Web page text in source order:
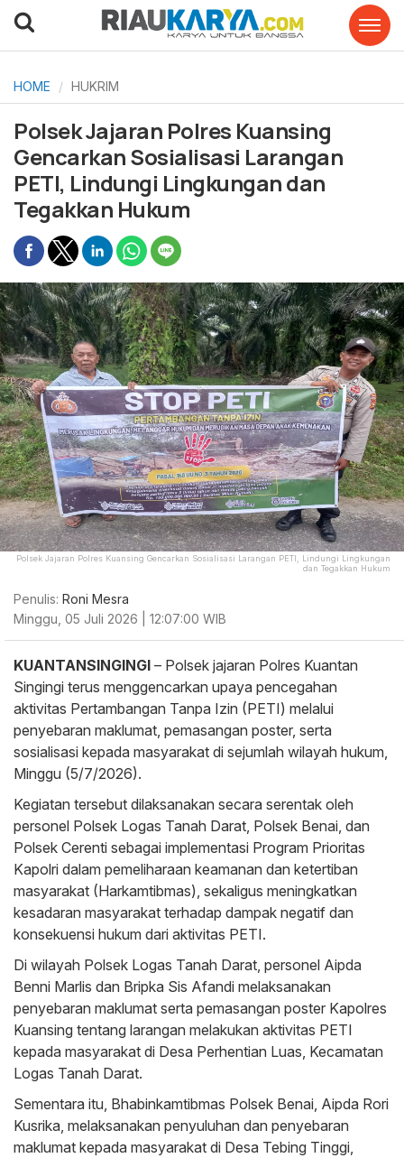
HOME HUKRIM
Polsek Jajaran Polres Kuansing
Gencarkan Sosialisasi Larangan
PETI, Lindungi Lingkungan dan
Tegakkan Hukum
Polsek Jajaran Polres Kuansing Gencarkan Sosialisasi Larangan PETI, Lindungi Lingkungan
dan Tegakkan Hukum
Penulis: Roni Mesra
Minggu, 05 Juli 2026 | 12:07:00 WIB
KUANTANSINGINGI – Polsek jajaran Polres Kuantan
Singingi terus menggencarkan upaya pencegahan
aktivitas Pertambangan Tanpa Izin (PETI) melalui
penyebaran maklumat, pemasangan poster, serta
sosialisasi kepada masyarakat di sejumlah wilayah hukum,
Minggu (5/7/2026).
Kegiatan tersebut dilaksanakan secara serentak oleh
personel Polsek Logas Tanah Darat, Polsek Benai, dan
Polsek Cerenti sebagai implementasi Program Prioritas
Kapolri dalam pemeliharaan keamanan dan ketertiban
masyarakat (Harkamtibmas), sekaligus meningkatkan
kesadaran masyarakat terhadap dampak negatif dan
konsekuensi hukum dari aktivitas PETI.
Di wilayah Polsek Logas Tanah Darat, personel Aipda
Benni Marlis dan Bripka Sis Afandi melaksanakan
penyebaran maklumat serta pemasangan poster Kapolres
Kuansing tentang larangan melakukan aktivitas PETI
kepada masyarakat di Desa Perhentian Luas, Kecamatan
Logas Tanah Darat.
Sementara itu, Bhabinkamtibmas Polsek Benai, Aipda Rori
Kusrika, melaksanakan penyuluhan dan penyebaran
maklumat kepada masyarakat di Desa Tebing Tinggi,